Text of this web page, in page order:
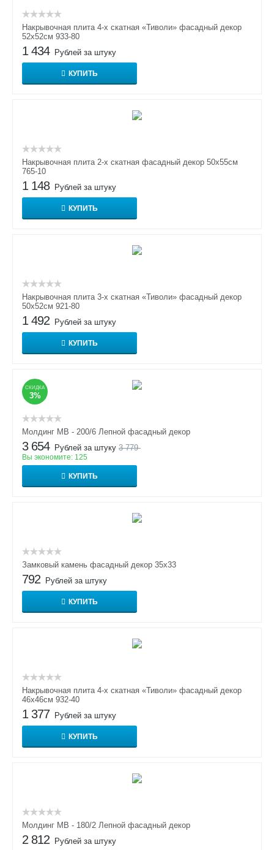
Накрывочная плита 4-х скатная «Тиволи» фасадный декор
52х52см 933-80
1 434 Рублей за штуку
КУПИТЬ
Накрывочная плита 2-х скатная фасадный декор 50х55см
765-10
1 148 Рублей за штуку
КУПИТЬ
Накрывочная плита 3-х скатная «Тиволи» фасадный декор
50х52см 921-80
1 492 Рублей за штуку
КУПИТЬ
СКИДКА
3%
Молдинг МВ - 200/6 Лепной фасадный декор
3 654 Рублей за штуку 3 779
Вы экономите: 125
КУПИТЬ
Замковый камень фасадный декор 35х33
792 Рублей за штуку
КУПИТЬ
Накрывочная плита 4-х скатная «Тиволи» фасадный декор
46х46см 932-40
1 377 Рублей за штуку
КУПИТЬ
Молдинг МВ - 180/2 Лепной фасадный декор
2 812 Рублей за штуку